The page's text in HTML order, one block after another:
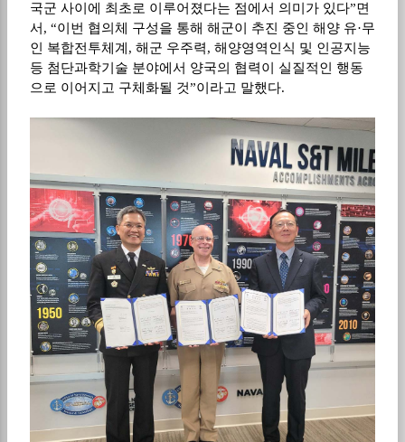
국군 사이에 최초로 이루어졌다는 점에서 의미가 있다”면
서 , “이번 협의체 구성을 통해 해군이 추진 중인 해양 유·무
인 복합전투체계 , 해군 우주력, 해양영역인식 및 인공지능
등 첨단과학기술 분야에서 양국의 협력이 실질적인 행동
으로 이어지고 구체화될 것”이라고 말했다.